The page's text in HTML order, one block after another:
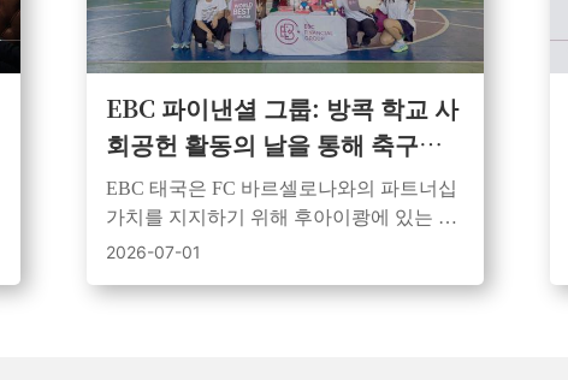
EBC 파이낸셜 그룹: 방콕 학교 사
회공헌 활동의 날을 통해 축구와
교육 그리고 지역사회 정신이 하
나로 뭉치다
EBC 태국은 FC 바르셀로나와의 파트너십
가치를 지지하기 위해 후아이쾅에 있는 왓
우타이 타람 학교를 방문하여 축구공과 학
2026-07-01